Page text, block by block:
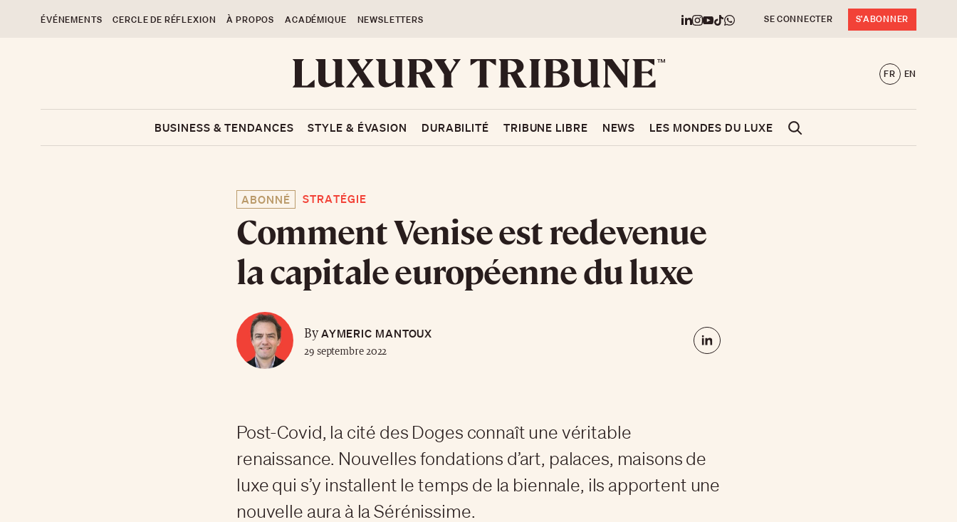
ÉVÉNEMENTS CERCLE DE RÉFLEXION À PROPOS ACADÉMIQUE NEWSLETTERS SE CONNECTER S'ABONNER
FR EN
BUSINESS & TENDANCES STYLE & ÉVASION DURABILITÉ TRIBUNE LIBRE NEWS LES MONDES DU LUXE
ABONNÉ STRATÉGIE
Comment Venise est redevenue
la capitale européenne du luxe
ByAYMERIC MANTOUX
29 septembre 2022
Post-Covid, la cité des Doges connaît une véritable
renaissance. Nouvelles fondations d’art, palaces, maisons de
luxe qui s’y installent le temps de la biennale, ils apportent une
nouvelle aura à la Sérénissime.